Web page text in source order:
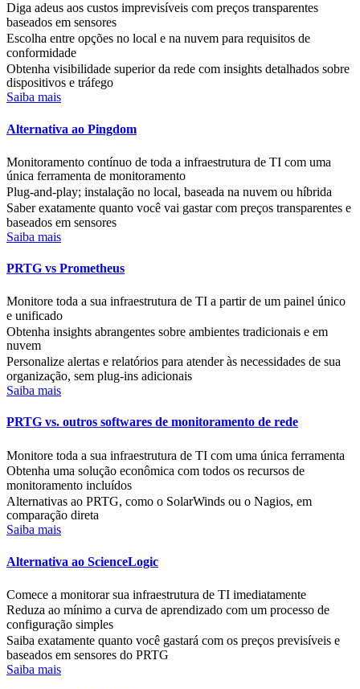
Diga adeus aos custos imprevisíveis com preços transparentes
baseados em sensores
Escolha entre opções no local e na nuvem para requisitos de
conformidade
Obtenha visibilidade superior da rede com insights detalhados sobre
dispositivos e tráfego
Saiba mais
Alternativa ao Pingdom
Monitoramento contínuo de toda a infraestrutura de TI com uma
única ferramenta de monitoramento
Plug-and-play; instalação no local, baseada na nuvem ou híbrida
Saber exatamente quanto você vai gastar com preços transparentes e
baseados em sensores
Saiba mais
PRTG vs Prometheus
Monitore toda a sua infraestrutura de TI a partir de um painel único
e unificado
Obtenha insights abrangentes sobre ambientes tradicionais e em
nuvem
Personalize alertas e relatórios para atender às necessidades de sua
organização, sem plug-ins adicionais
Saiba mais
PRTG vs. outros softwares de monitoramento de rede
Monitore toda a sua infraestrutura de TI com uma única ferramenta
Obtenha uma solução econômica com todos os recursos de
monitoramento incluídos
Alternativas ao PRTG, como o SolarWinds ou o Nagios, em
comparação direta
Saiba mais
Alternativa ao ScienceLogic
Comece a monitorar sua infraestrutura de TI imediatamente
Reduza ao mínimo a curva de aprendizado com um processo de
configuração simples
Saiba exatamente quanto você gastará com os preços previsíveis e
baseados em sensores do PRTG
Saiba mais